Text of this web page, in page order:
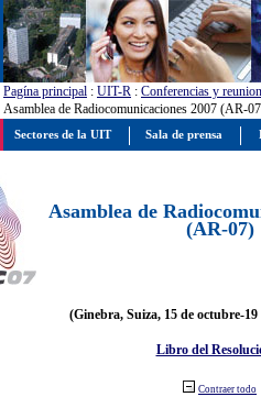
Pagína principal : UIT-R : Conferencias y
Asamblea de Radiocomunicaciones 2007 (AR-
Asamblea de
(AR-07)
(Ginebra, Suiza, 15 de octubre-19
Libro del
Contraer todo
Sectores de la UIT Sala de prensa